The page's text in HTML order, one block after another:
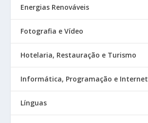
Energias Renováveis
Fotografia e Vídeo
Hotelaria, Restauração e Turismo
Informática, Programação e Internet
Línguas